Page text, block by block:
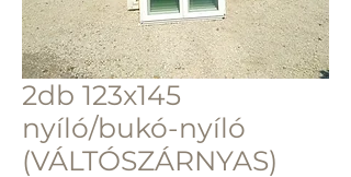
2db 123x145
nyíló/bukó-nyíló
(VÁLTÓSZÁRNYAS)